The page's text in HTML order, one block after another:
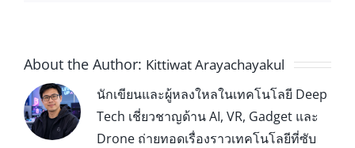
About the Author: Kittiwat Arayachayakul
นักเขียนและผู้หลงใหลในเทคโนโลยี Deep
Tech เชี่ยวชาญด้าน AI, VR, Gadget และ
Drone ถ่ายทอดเรื่องราวเทคโนโลยีที่ซับ